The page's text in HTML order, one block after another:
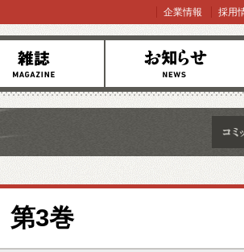
お知らせ
企業情報 採用
第3巻